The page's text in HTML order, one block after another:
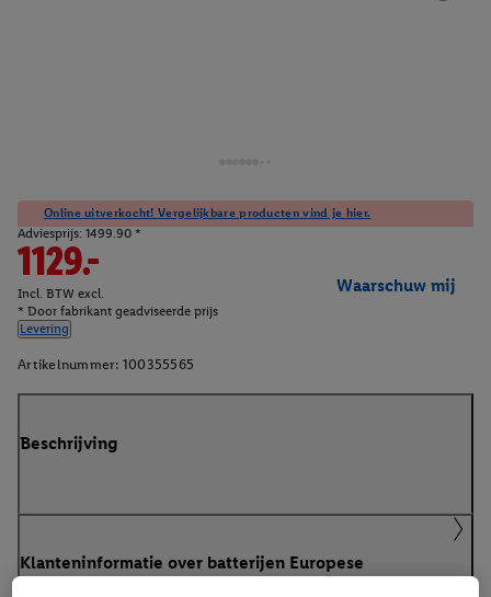
Online uitverkocht! Vergelijkbare producten vind je hier.
Adviesprijs: 1499.90 *
1129.-
Incl. BTW excl.
* Door fabrikant geadviseerde prijs
Levering
Waarschuw mij
Artikelnummer: 100355565
Beschrijving
Klanteninformatie over batterijen Europese